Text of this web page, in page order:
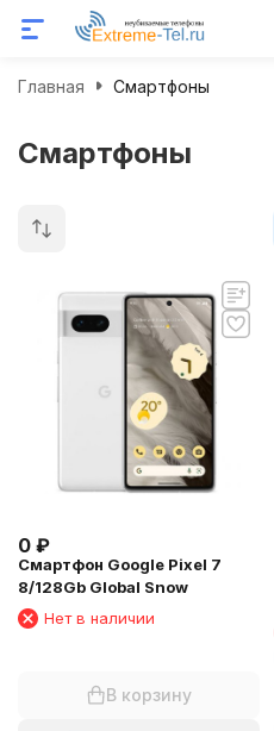
Главная Смартфоны
Смартфоны
0 ₽
Смартфон Google Pixel 7
8/128Gb Global Snow
Нет в наличии
В корзину